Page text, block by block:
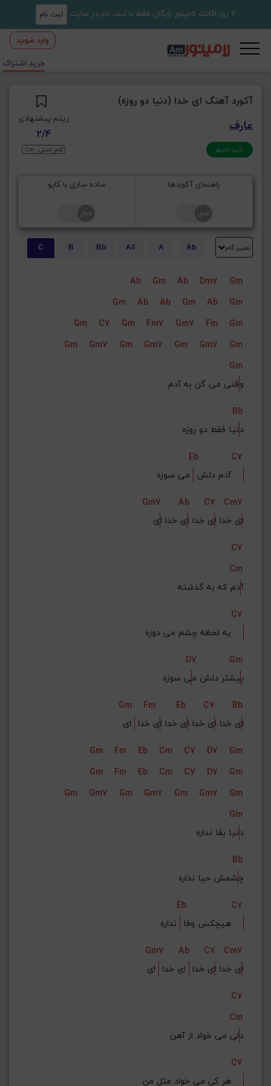
7 روز اکانت لامینور رایگان فقط با ثبت نام در سایت ثبت نام
وارد شوید
خرید اشتراک
آکورد آهنگ ای خدا (دنیا دو روزه)
عارف
تأیید لامینور
ریتم پیشنهادی
2/4
گام اصلی: Cm
راهنمای آکوردها ساده سازی با کاپو
تغییر گام Ab
A
A#
Bb
B
C
Ab Gm Ab Dm7
Gm
Gm
Ab Ab Gm Ab
Gm
Gm
C7 Gm Fm7 Gm7 Fm
Gm
Gm
Gm7 Gm Gm7 Gm Gm7
Gm
Gm
وقتی می گن به آدم
Bb
دنیا فقط دو روزه
Eb
C7
آدم دلش
Gm7
Ab C7
Cm7
ای خدا ای خدا ای خدا ای
C7
Cm
آدم که به گذشته
C7
D7
Gm
بیشتر دلش می سوزه
Gm
Fm Eb C7
Bb
ای خدا ای خدا ای خدا ای خدا ای
Gm
Fm Eb Cm C7 D7
Gm
Gm
Fm Eb Cm C7 D7
Gm
Gm
Gm7 Gm Gm7 Gm Gm7
Gm
Gm
دنیا بقا نداره
Bb
چشمش حیا نداره
Eb
C7
هیچکس وفا
Gm7
Ab C7
Cm7
ای خدا ای خدا ای خدا ای
C7
Cm
دلی می خواد از آهن
C7